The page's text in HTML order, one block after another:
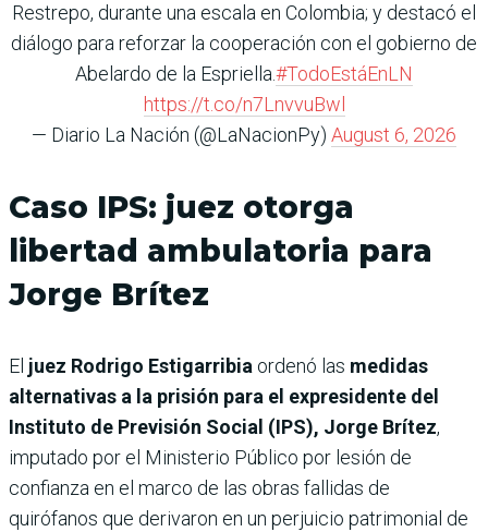
Restrepo, durante una escala en Colombia; y destacó el
diálogo para reforzar la cooperación con el gobierno de
Abelardo de la Espriella.#TodoEstáEnLN
https://t.co/n7LnvvuBwl
— Diario La Nación (@LaNacionPy) August 6, 2026
Caso IPS: juez otorga
libertad ambulatoria para
Jorge Brítez
El juez Rodrigo Estigarribia ordenó las medidas
alternativas a la prisión para el expresidente del
Instituto de Previsión Social (IPS), Jorge Brítez,
imputado por el Ministerio Público por lesión de
confianza en el marco de las obras fallidas de
quirófanos que derivaron en un perjuicio patrimonial de